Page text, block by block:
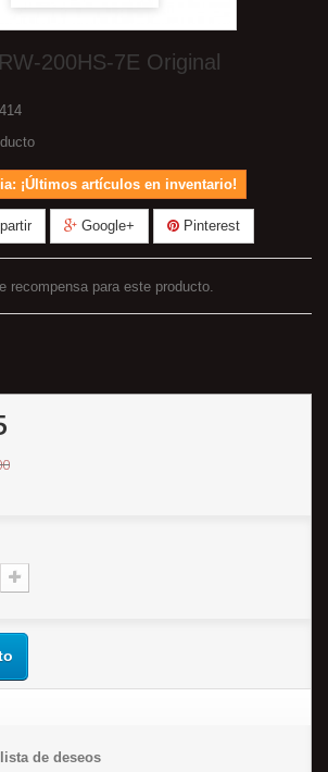
200HS-7E Original
¡Últimos artículos en inventario!
Google+ Pinterest
recompensa para este producto.
de deseos